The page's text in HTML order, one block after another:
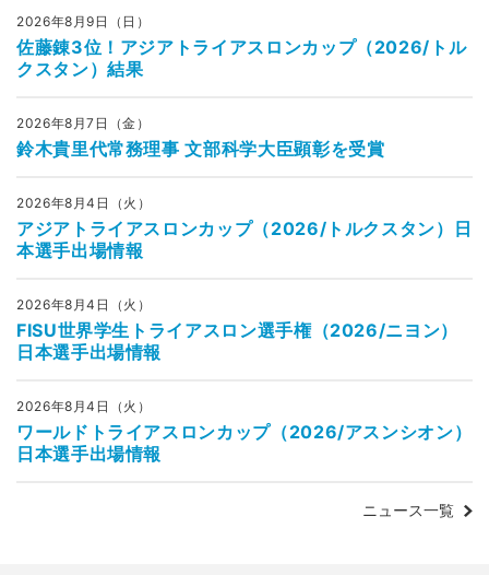
2026年8月9日（日）
佐藤錬3位！アジアトライアスロンカップ（2026/トル
クスタン）結果
2026年8月7日（金）
鈴木貴里代常務理事 文部科学大臣顕彰を受賞
2026年8月4日（火）
アジアトライアスロンカップ（2026/トルクスタン）日
本選手出場情報
2026年8月4日（火）
FISU世界学生トライアスロン選手権（2026/ニヨン）
日本選手出場情報
2026年8月4日（火）
ワールドトライアスロンカップ（2026/アスンシオン）
日本選手出場情報
ニュース一覧